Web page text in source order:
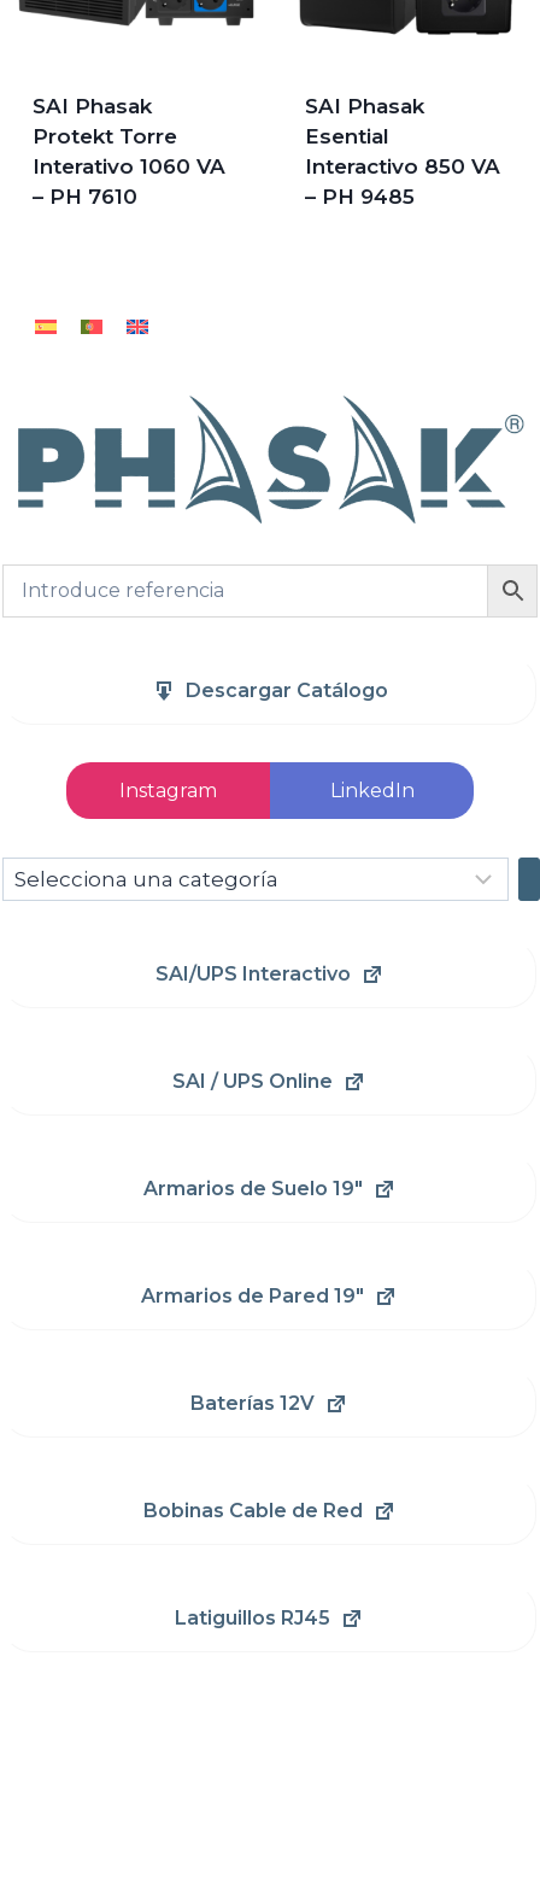
SAI Phasak
Protekt Torre
Interativo 1060 VA
– PH 7610
SAI Phasak
Esential
Interactivo 850 VA
– PH 9485
Descargar Catálogo
Instagram LinkedIn
Selecciona
una
SAI/UPS Interactivo
SAI / UPS Online
Armarios de Suelo 19"
Armarios de Pared 19"
Baterías 12V
Bobinas Cable de Red
Latiguillos RJ45